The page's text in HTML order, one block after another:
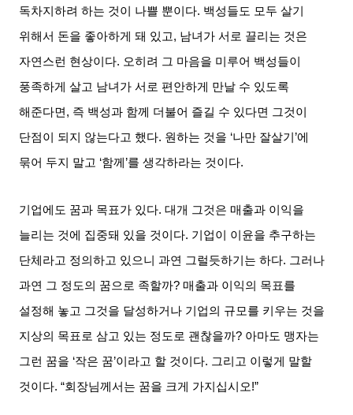
독차지하려 하는 것이 나쁠 뿐이다. 백성들도 모두 살기
위해서 돈을 좋아하게 돼 있고, 남녀가 서로 끌리는 것은
자연스런 현상이다. 오히려 그 마음을 미루어 백성들이
풍족하게 살고 남녀가 서로 편안하게 만날 수 있도록
해준다면 , 즉 백성과 함께 더불어 즐길 수 있다면 그것이
단점이 되지 않는다고 했다. 원하는 것을 ‘나만 잘살기 ’에
묶어 두지 말고 ‘함께 ’를 생각하라는 것이다.
기업에도 꿈과 목표가 있다.대개 그것은 매출과 이익을
늘리는 것에 집중돼 있을 것이다. 기업이 이윤을 추구하는
단체라고 정의하고 있으니 과연 그럴듯하기는 하다. 그러나
과연 그 정도의 꿈으로 족할까?매출과 이익의 목표를
설정해 놓고 그것을 달성하거나 기업의 규모를 키우는 것을
지상의 목표로 삼고 있는 정도로 괜찮을까? 아마도 맹자는
그런 꿈을 ‘작은 꿈’이라고 할 것이다. 그리고 이렇게 말할
것이다. “회장님께서는 꿈을 크게 가지십시오!”